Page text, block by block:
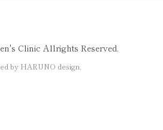
Clinic Allrights Reserved.
by HARUNO design.